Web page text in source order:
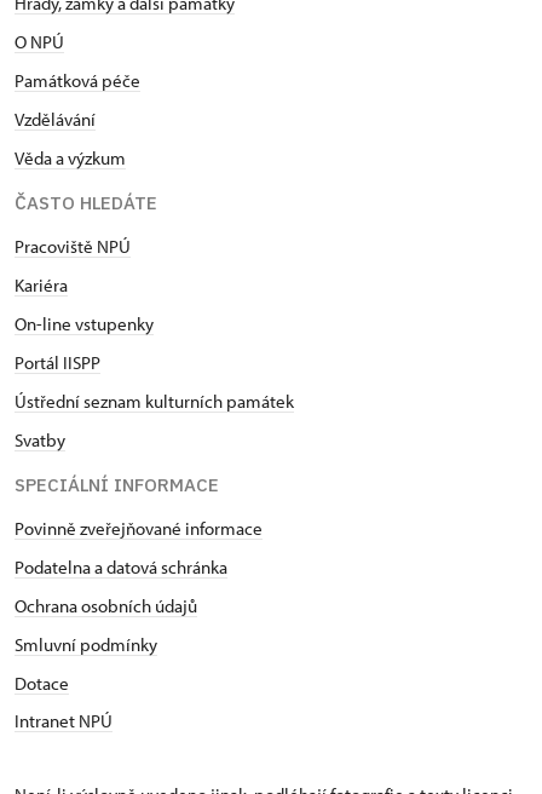
O NPÚ
Památková péče
Vzdělávání
Věda a výzkum
ČASTO HLEDÁTE
Pracoviště NPÚ
Kariéra
On-line vstupenky
Portál IISPP
Ústřední seznam kulturních památek
Svatby
SPECIÁLNÍ INFORMACE
Povinně zveřejňované informace
Podatelna a datová schránka
Ochrana osobních údajů
Smluvní podmínky
Dotace
Intranet NPÚ